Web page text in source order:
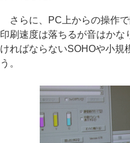
さらに、PC上からの操作で
印刷速度は落ちるが音はかな
ければならないSOHOや小規
う。